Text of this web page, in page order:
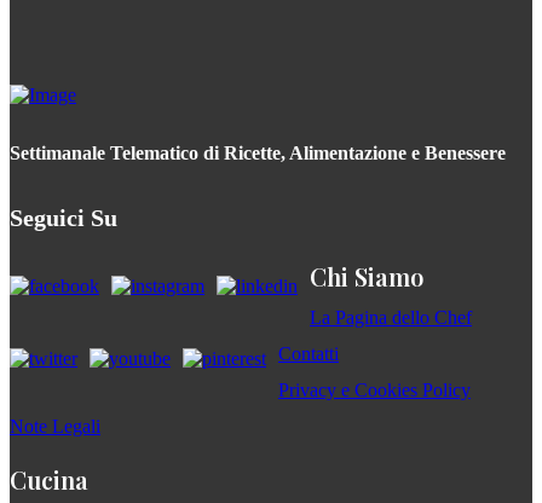
Settimanale Telematico di Ricette, Alimentazione e Benessere
Seguici Su
Chi Siamo
La Pagina dello Chef
Contatti
Privacy e Cookies Policy
Note Legali
Cucina